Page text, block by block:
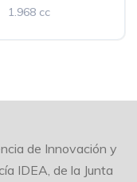
1.968 cc
de Innovación y
IDEA, de la Junta